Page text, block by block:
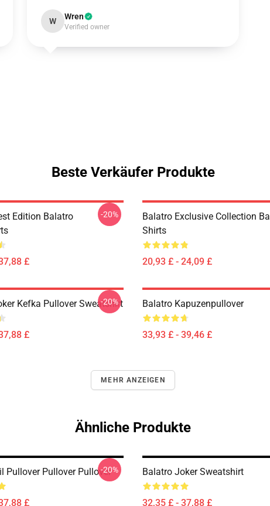
W Wren
Verified owner
Beste Verkäufer Produkte
Edition Balatro
£
-20%
Balatro Exclusive Collection
Shirts
20,93 £ - 24,09 £
Kefka Pullover Sweatshirt
£
-20% Balatro Kapuzenpullover
33,93 £ - 39,46 £
MEHR ANZEIGEN
Ähnliche Produkte
Pullover Pullover Pullover
£
-20% Balatro Joker Sweatshirt
32,35 £ - 37,88 £